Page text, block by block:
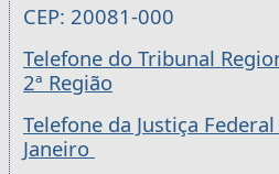
CEP: 20081-000
Telefone do Tribunal
2ª Região
Telefone da Justiça
Janeiro